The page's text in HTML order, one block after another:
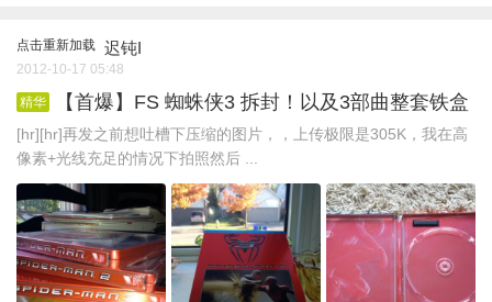
点击重新加载 迟钝I
2012-10-17 05:48
精华 【首爆】FS 蜘蛛侠3 拆封！以及3部曲整套铁盒
[hr][hr]再发之前想吐槽下压缩的图片，，上传极限是305K，我在高
像素+光线充足的情况下拍照然后 ...